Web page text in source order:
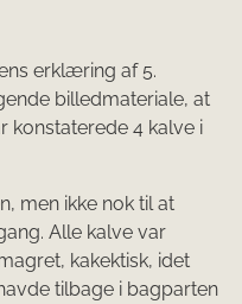
erklæring af 5.
billedmateriale, at
konstaterede 4 kalve i
men ikke nok til at
Alle kalve var
kakektisk, idet
tilbage i bagparten